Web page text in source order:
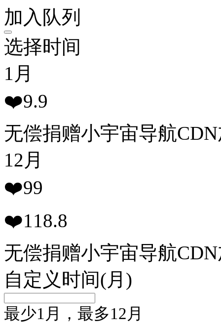
加入队列
选择时间
1 月
❤️9.9
无偿捐赠小宇宙导航
12 月
❤️99
❤️118.8
无偿捐赠小宇宙导航
自定义时间(月)
最少1月，最多12月